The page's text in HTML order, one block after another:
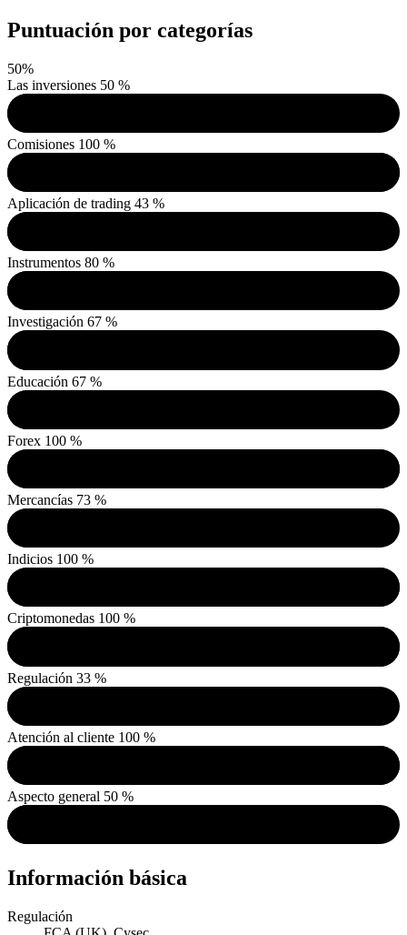
Puntuación por categorías
50%
Las inversiones 50 %
Comisiones 100 %
Aplicación de trading 43 %
Instrumentos 80 %
Investigación 67 %
Educación 67 %
Forex 100 %
Mercancías 73 %
Indicios 100 %
Criptomonedas 100 %
Regulación 33 %
Atención al cliente 100 %
Aspecto general 50 %
Información básica
Regulación